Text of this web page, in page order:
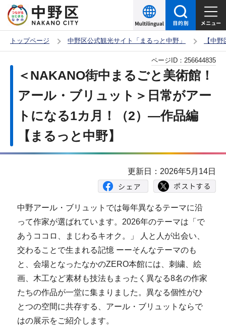
の
ー
トップページ 中野区公式観光サイト「まるっと中野」 【中
＜NAKANO街中まるごと美術館！
アール・ブリュット＞日常がアー
トになる1カ月！（2）―作品編
【まるっと中野】
ページID： 256644835
更新日：2026年5月14日
中野アール・ブリュットでは毎年異なるテーマに沿
って作家が選ばれています。2026年のテーマは「で
あうココロ、まじわるキオク。」 人と人が出会い、
交わることで生まれる記憶 ーーそんなテーマのも
と、会場となったなかのZERO本館には、刺繍、絵
画、木工など素材も技法もまったく異なる8名の作家
たちの作品が一堂に集まりました。異なる個性がひ
とつの空間に共存する、アール・ブリュットならで
はの展示をご紹介します。